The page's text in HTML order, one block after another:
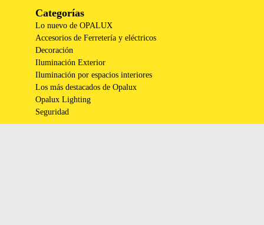
Categorías
Lo nuevo de OPALUX
Accesorios de Ferretería y eléctricos
Decoración
Iluminación Exterior
Iluminación por espacios interiores
Los más destacados de Opalux
Opalux Lighting
Seguridad